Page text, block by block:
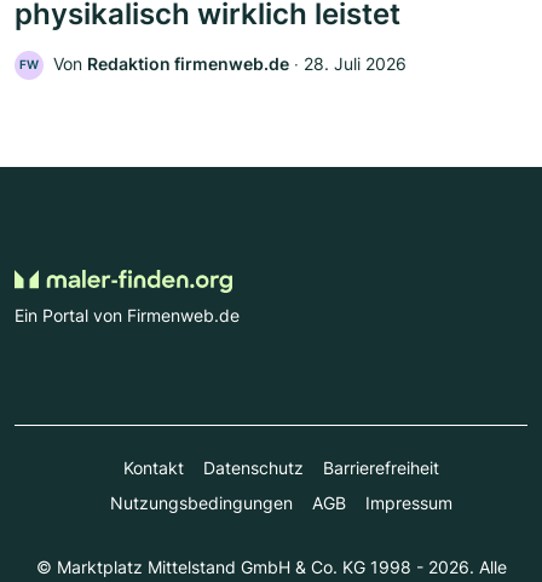
physikalisch wirklich leistet
FW Von Redaktion firmenweb.de ‧ 28. Juli 2026
Ein Portal von Firmenweb.de
Kontakt Datenschutz
Barrierefreiheit
Nutzungsbedingungen
AGB Impressum
© Marktplatz Mittelstand GmbH & Co. KG 1998 - 2026. Alle